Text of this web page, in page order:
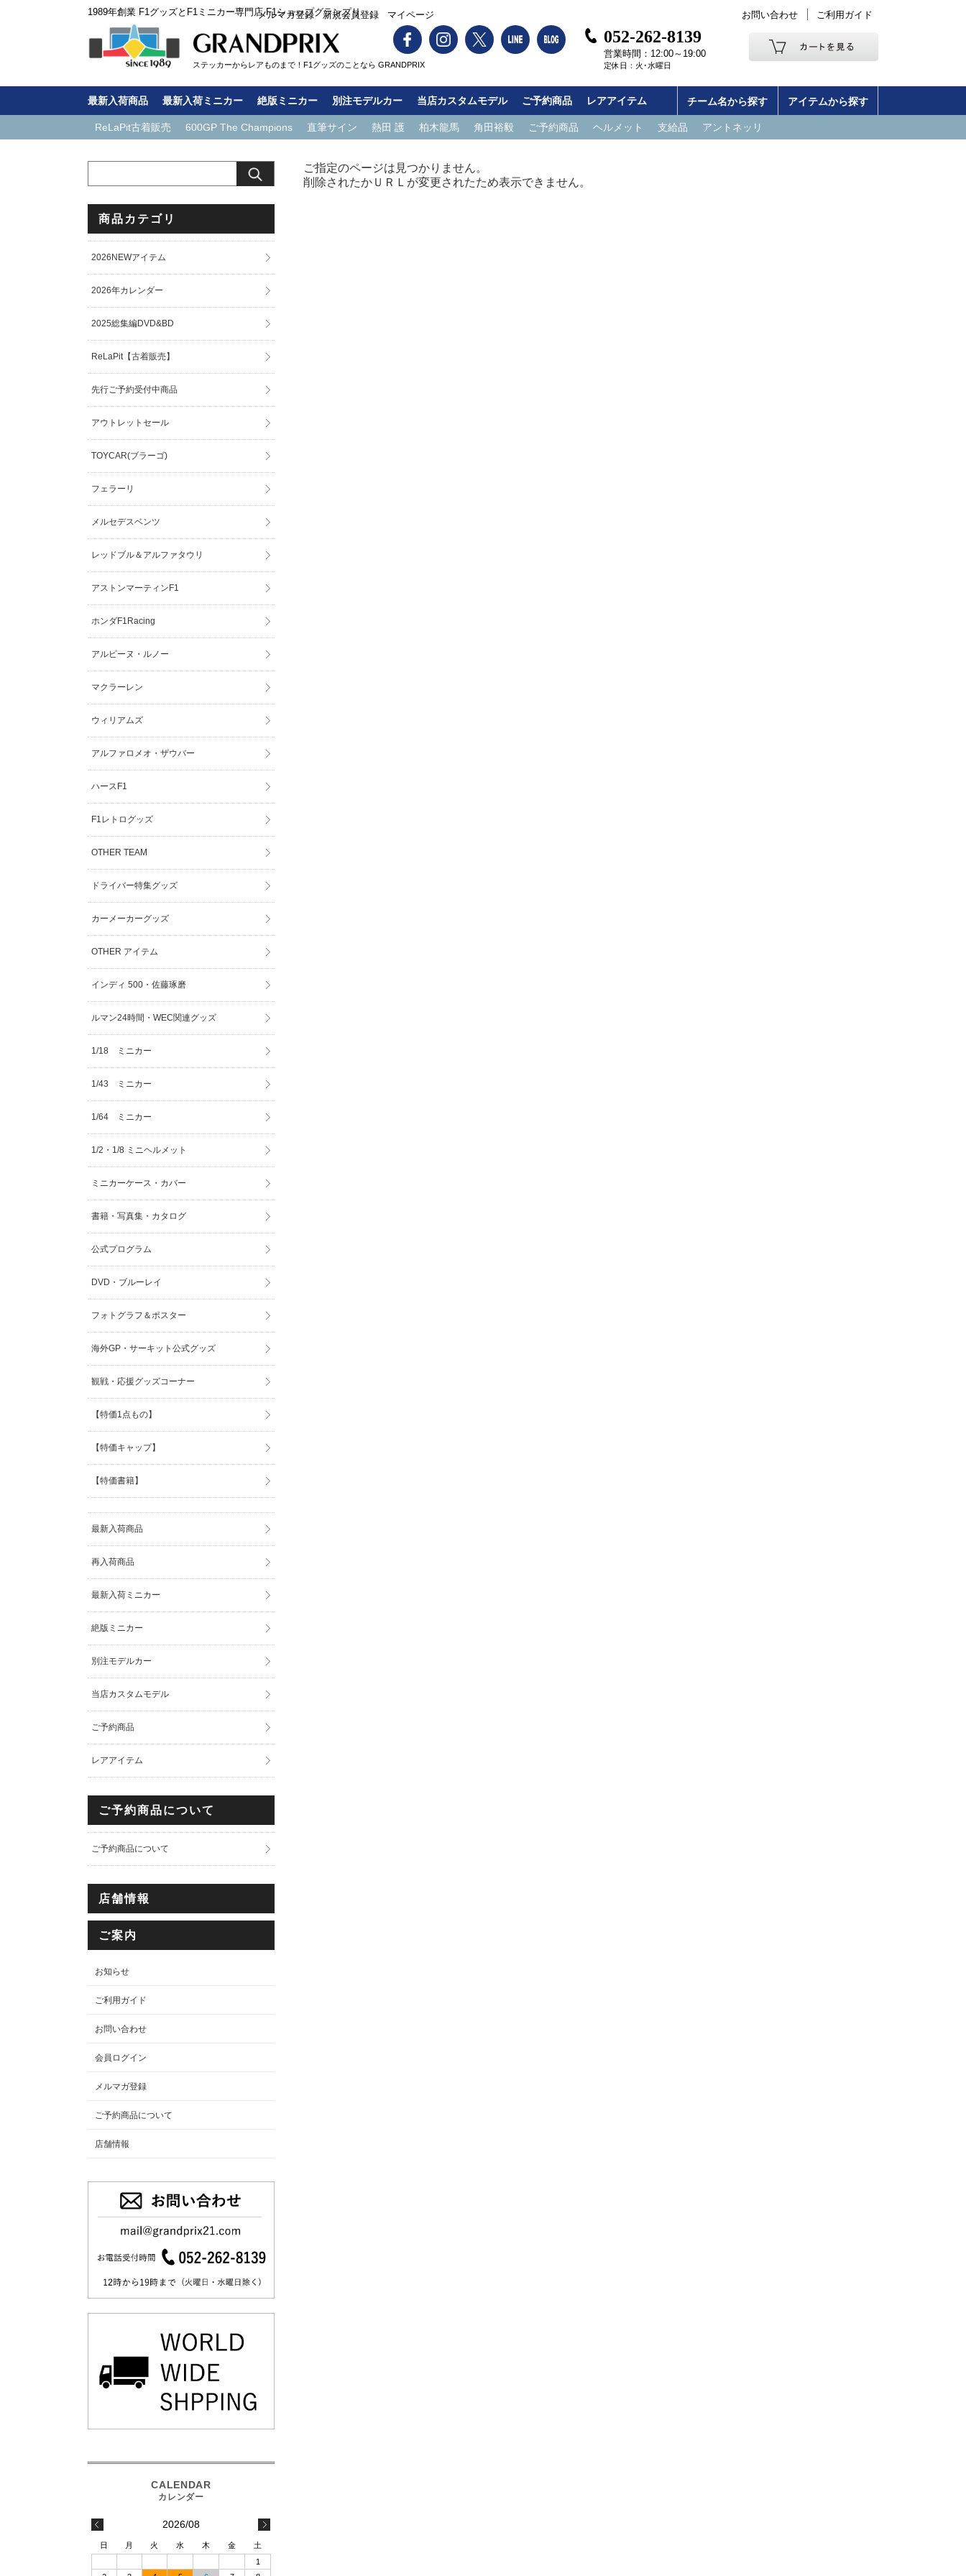
1989年創業 F1グッズとF1ミニカー専門店 F1ショップグランプリ
ステッカーからレアものまで！F1グッズのことなら GRANDPRIX
メルマガ登録 新規会員登録 マイページ お問い合わせ ご利用ガイド
052-262-8139
営業時間：12:00～19:00
定休日：火･水曜日
最新入荷商品 最新入荷ミニカー 絶版ミニカー 別注モデルカー 当店カスタムモデル ご予約商品 レアアイテム チーム名から探す アイテムから探す
ReLaPit古着販売 600GP The Champions 直筆サイン 熱田 護 柏木龍馬 角田裕毅 ご予約商品 ヘルメット 支給品 アントネッリ
ご指定のページは見つかりません。
削除されたかＵＲＬが変更されたため表示できません。
商品カテゴリ
2026NEWアイテム
2026年カレンダー
2025総集編DVD&BD
ReLaPit【古着販売】
先行ご予約受付中商品
アウトレットセール
TOYCAR(ブラーゴ)
フェラーリ
メルセデスベンツ
レッドブル＆アルファタウリ
アストンマーティンF1
ホンダF1Racing
アルピーヌ・ルノー
マクラーレン
ウィリアムズ
アルファロメオ・ザウバー
ハースF1
F1レトログッズ
OTHER TEAM
ドライバー特集グッズ
カーメーカーグッズ
OTHER アイテム
インディ 500・佐藤琢磨
ルマン24時間・WEC関連グッズ
1/18 ミニカー
1/43 ミニカー
1/64 ミニカー
1/2・1/8 ミニヘルメット
ミニカーケース・カバー
書籍・写真集・カタログ
公式プログラム
DVD・ブルーレイ
フォトグラフ＆ポスター
海外GP・サーキット公式グッズ
観戦・応援グッズコーナー
【特価1点もの】
【特価キャップ】
【特価書籍】
最新入荷商品
再入荷商品
最新入荷ミニカー
絶版ミニカー
別注モデルカー
当店カスタムモデル
ご予約商品
レアアイテム
ご予約商品について
ご予約商品について
店舗情報
ご案内
お知らせ
ご利用ガイド
お問い合わせ
会員ログイン
メルマガ登録
ご予約商品について
店舗情報
2026/08
日 月 火 水 木 金
土
1